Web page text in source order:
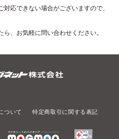
応できない場合がございますので、
、お気軽に問い合わせください。
ついて 特定商取引に関する表記